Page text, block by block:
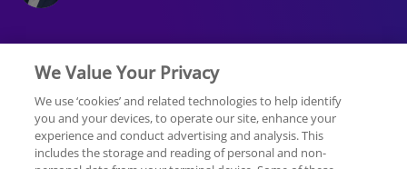
Rechtliche Hinweise Datenschutzerklärung
We Value Your Privacy
We use ‘cookies’ and related technologies to help identify
you and your devices, to operate our site, enhance your
experience and conduct advertising and analysis. This
includes the storage and reading of personal and non-